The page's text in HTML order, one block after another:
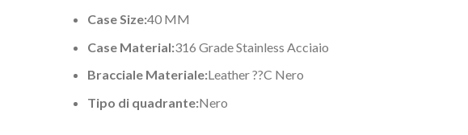
Case Size:40 MM
Case Material:316 Grade Stainless Acciaio
Bracciale Materiale:Leather ??C Nero
Tipo di quadrante:Nero